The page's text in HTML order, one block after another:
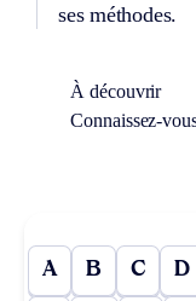
ses méthodes.
À découvrir
Connaissez-
A B C D